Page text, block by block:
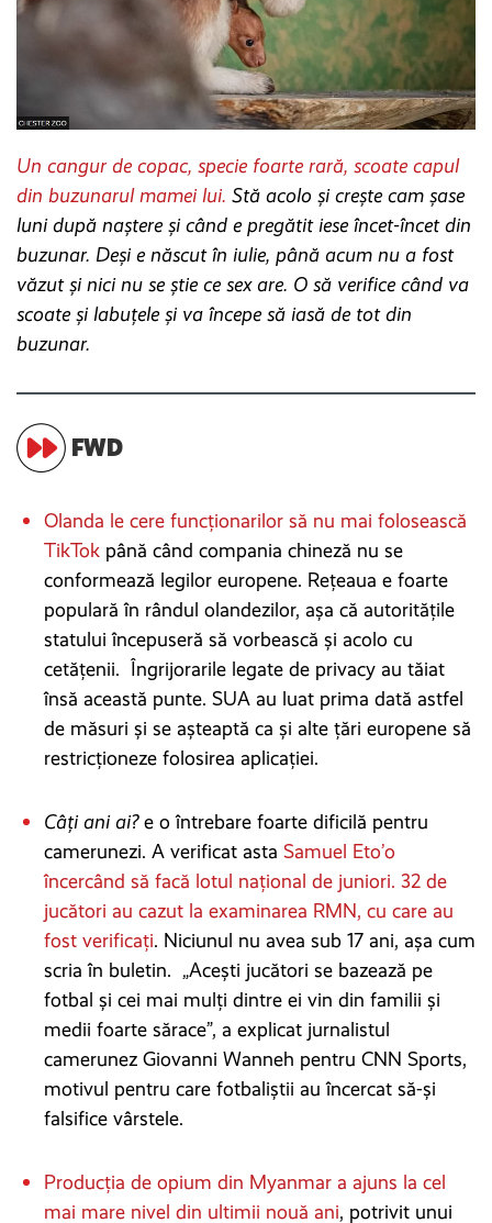
Un cangur de copac, specie foarte rară, scoate capul
din buzunarul mamei lui. Stă acolo și crește cam șase
luni după naștere și când e pregătit iese încet-încet din
buzunar. Deși e născut în iulie, până acum nu a fost
văzut și nici nu se știe ce sex are. O să verifice când va
scoate și labuțele și va începe să iasă de tot din
buzunar.
FWD
Olanda le cere funcționarilor să nu mai folosească
TikTok până când compania chineză nu se
conformează legilor europene. Rețeaua e foarte
populară în rândul olandezilor, așa că autoritățile
statului începuseră să vorbească și acolo cu
cetățenii. Îngrijorarile legate de privacy au tăiat
însă această punte. SUA au luat prima dată astfel
de măsuri și se așteaptă ca și alte țări europene să
restricționeze folosirea aplicației.
Câți ani ai?e o întrebare foarte dificilă pentru
camerunezi. A verificat asta Samuel Eto’o
încercând să facă lotul național de juniori. 32 de
jucători au cazut la examinarea RMN, cu care au
fost verificați. Niciunul nu avea sub 17 ani, așa cum
scria în buletin. „Acești jucători se bazează pe
fotbal și cei mai mulți dintre ei vin din familii și
medii foarte sărace”, a explicat jurnalistul
camerunez Giovanni Wanneh pentru CNN Sports,
motivul pentru care fotbaliștii au încercat să-și
falsifice vârstele.
Producția de opium din Myanmar a ajuns la cel
mai mare nivel din ultimii nouă ani, potrivit unui